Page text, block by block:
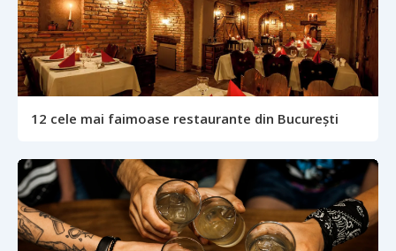
12 cele mai faimoase restaurante din București